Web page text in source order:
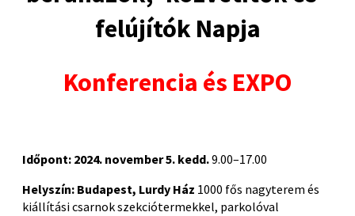
felújítók Napja
Konferencia és EXPO
Időpont: 2024. november 5. kedd.9.00–17.00
Helyszín: Budapest, Lurdy Ház 1000 fős nagyterem és
kiállítási csarnok szekciótermekkel, parkolóval